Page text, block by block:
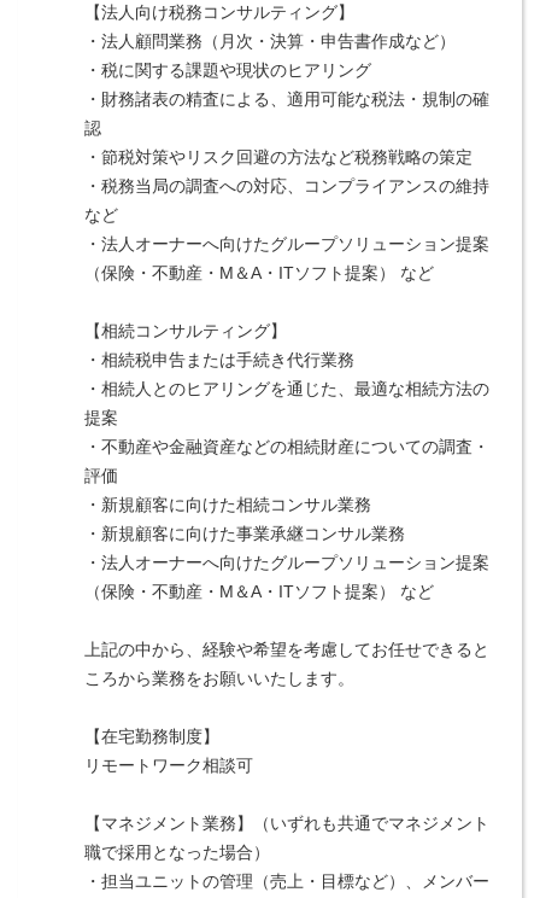
【法人向け税務コンサルティング】
・法人顧問業務（月次・決算・申告書作成など）
・税に関する課題や現状のヒアリング
・財務諸表の精査による、適用可能な税法・規制の確
認
・節税対策やリスク回避の方法など税務戦略の策定
・税務当局の調査への対応、コンプライアンスの維持
など
・法人オーナーへ向けたグループソリューション提案
（保険・不動産・М＆A・ITソフト提案） など
【相続コンサルティング】
・相続税申告または手続き代行業務
・相続人とのヒアリングを通じた、最適な相続方法の
提案
・不動産や金融資産などの相続財産についての調査・
評価
・新規顧客に向けた相続コンサル業務
・新規顧客に向けた事業承継コンサル業務
・法人オーナーへ向けたグループソリューション提案
（保険・不動産・М＆A・ITソフト提案） など
上記の中から、経験や希望を考慮してお任せできると
ころから業務をお願いいたします。
【在宅勤務制度】
リモートワーク相談可
【マネジメント業務】（いずれも共通でマネジメント
職で採用となった場合）
・担当ユニットの管理（売上・目標など）、メンバー